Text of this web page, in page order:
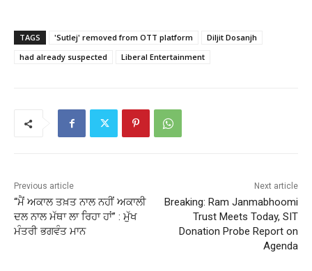
TAGS 'Sutlej' removed from OTT platform
Diljit Dosanjh
had already suspected
Liberal Entertainment
Previous article
“ਮੈਂ ਅਕਾਲ ਤਖ਼ਤ ਨਾਲ ਨਹੀਂ ਅਕਾਲੀ
ਦਲ ਨਾਲ ਮੱਥਾ ਲਾ ਰਿਹਾ ਹਾਂ” : ਮੁੱਖ
ਮੰਤਰੀ ਭਗਵੰਤ ਮਾਨ
Next article
Breaking: Ram Janmabhoomi
Trust Meets Today, SIT
Donation Probe Report on
Agenda